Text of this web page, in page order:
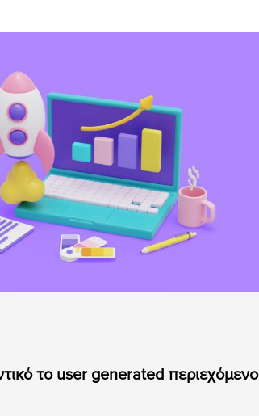
το user generated περιεχόμενο